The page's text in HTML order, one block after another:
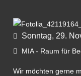
Sonntag, 29.
MIA - Raum für
Wir möchten gerne